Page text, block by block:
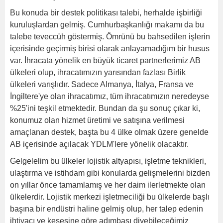
Bu konuda bir destek politikası talebi, herhalde işbirliği
kuruluşlardan gelmiş. Cumhurbaşkanlığı makamı da bu
talebe teveccüh göstermiş. Ömrünü bu bahsedilen işlerin
içerisinde geçirmiş birisi olarak anlayamadığım bir husus
var. İhracata yönelik en büyük ticaret partnerlerimiz AB
ülkeleri olup, ihracatımızın yarısından fazlası Birlik
ülkeleri varışlıdır. Sadece Almanya, İtalya, Fransa ve
İngiltere'ye olan ihracatımız, tüm ihracatımızın neredeyse
%25'ini teşkil etmektedir. Bundan da şu sonuç çıkar ki,
konumuz olan hizmet üretimi ve satışına verilmesi
amaçlanan destek, başta bu 4 ülke olmak üzere genelde
AB içerisinde açılacak YDLM'lere yönelik olacaktır.
Gelgelelim bu ülkeler lojistik altyapısı, işletme teknikleri,
ulaştırma ve istihdam gibi konularda gelişmelerini bizden
on yıllar önce tamamlamış ve her daim ilerletmekte olan
ülkelerdir. Lojistik merkezi işletmeciliği bu ülkelerde başlı
başına bir endüstri haline gelmiş olup, her talep edenin
ihtiyacı ve kesesine göre adımbaşı diyebileceğimiz